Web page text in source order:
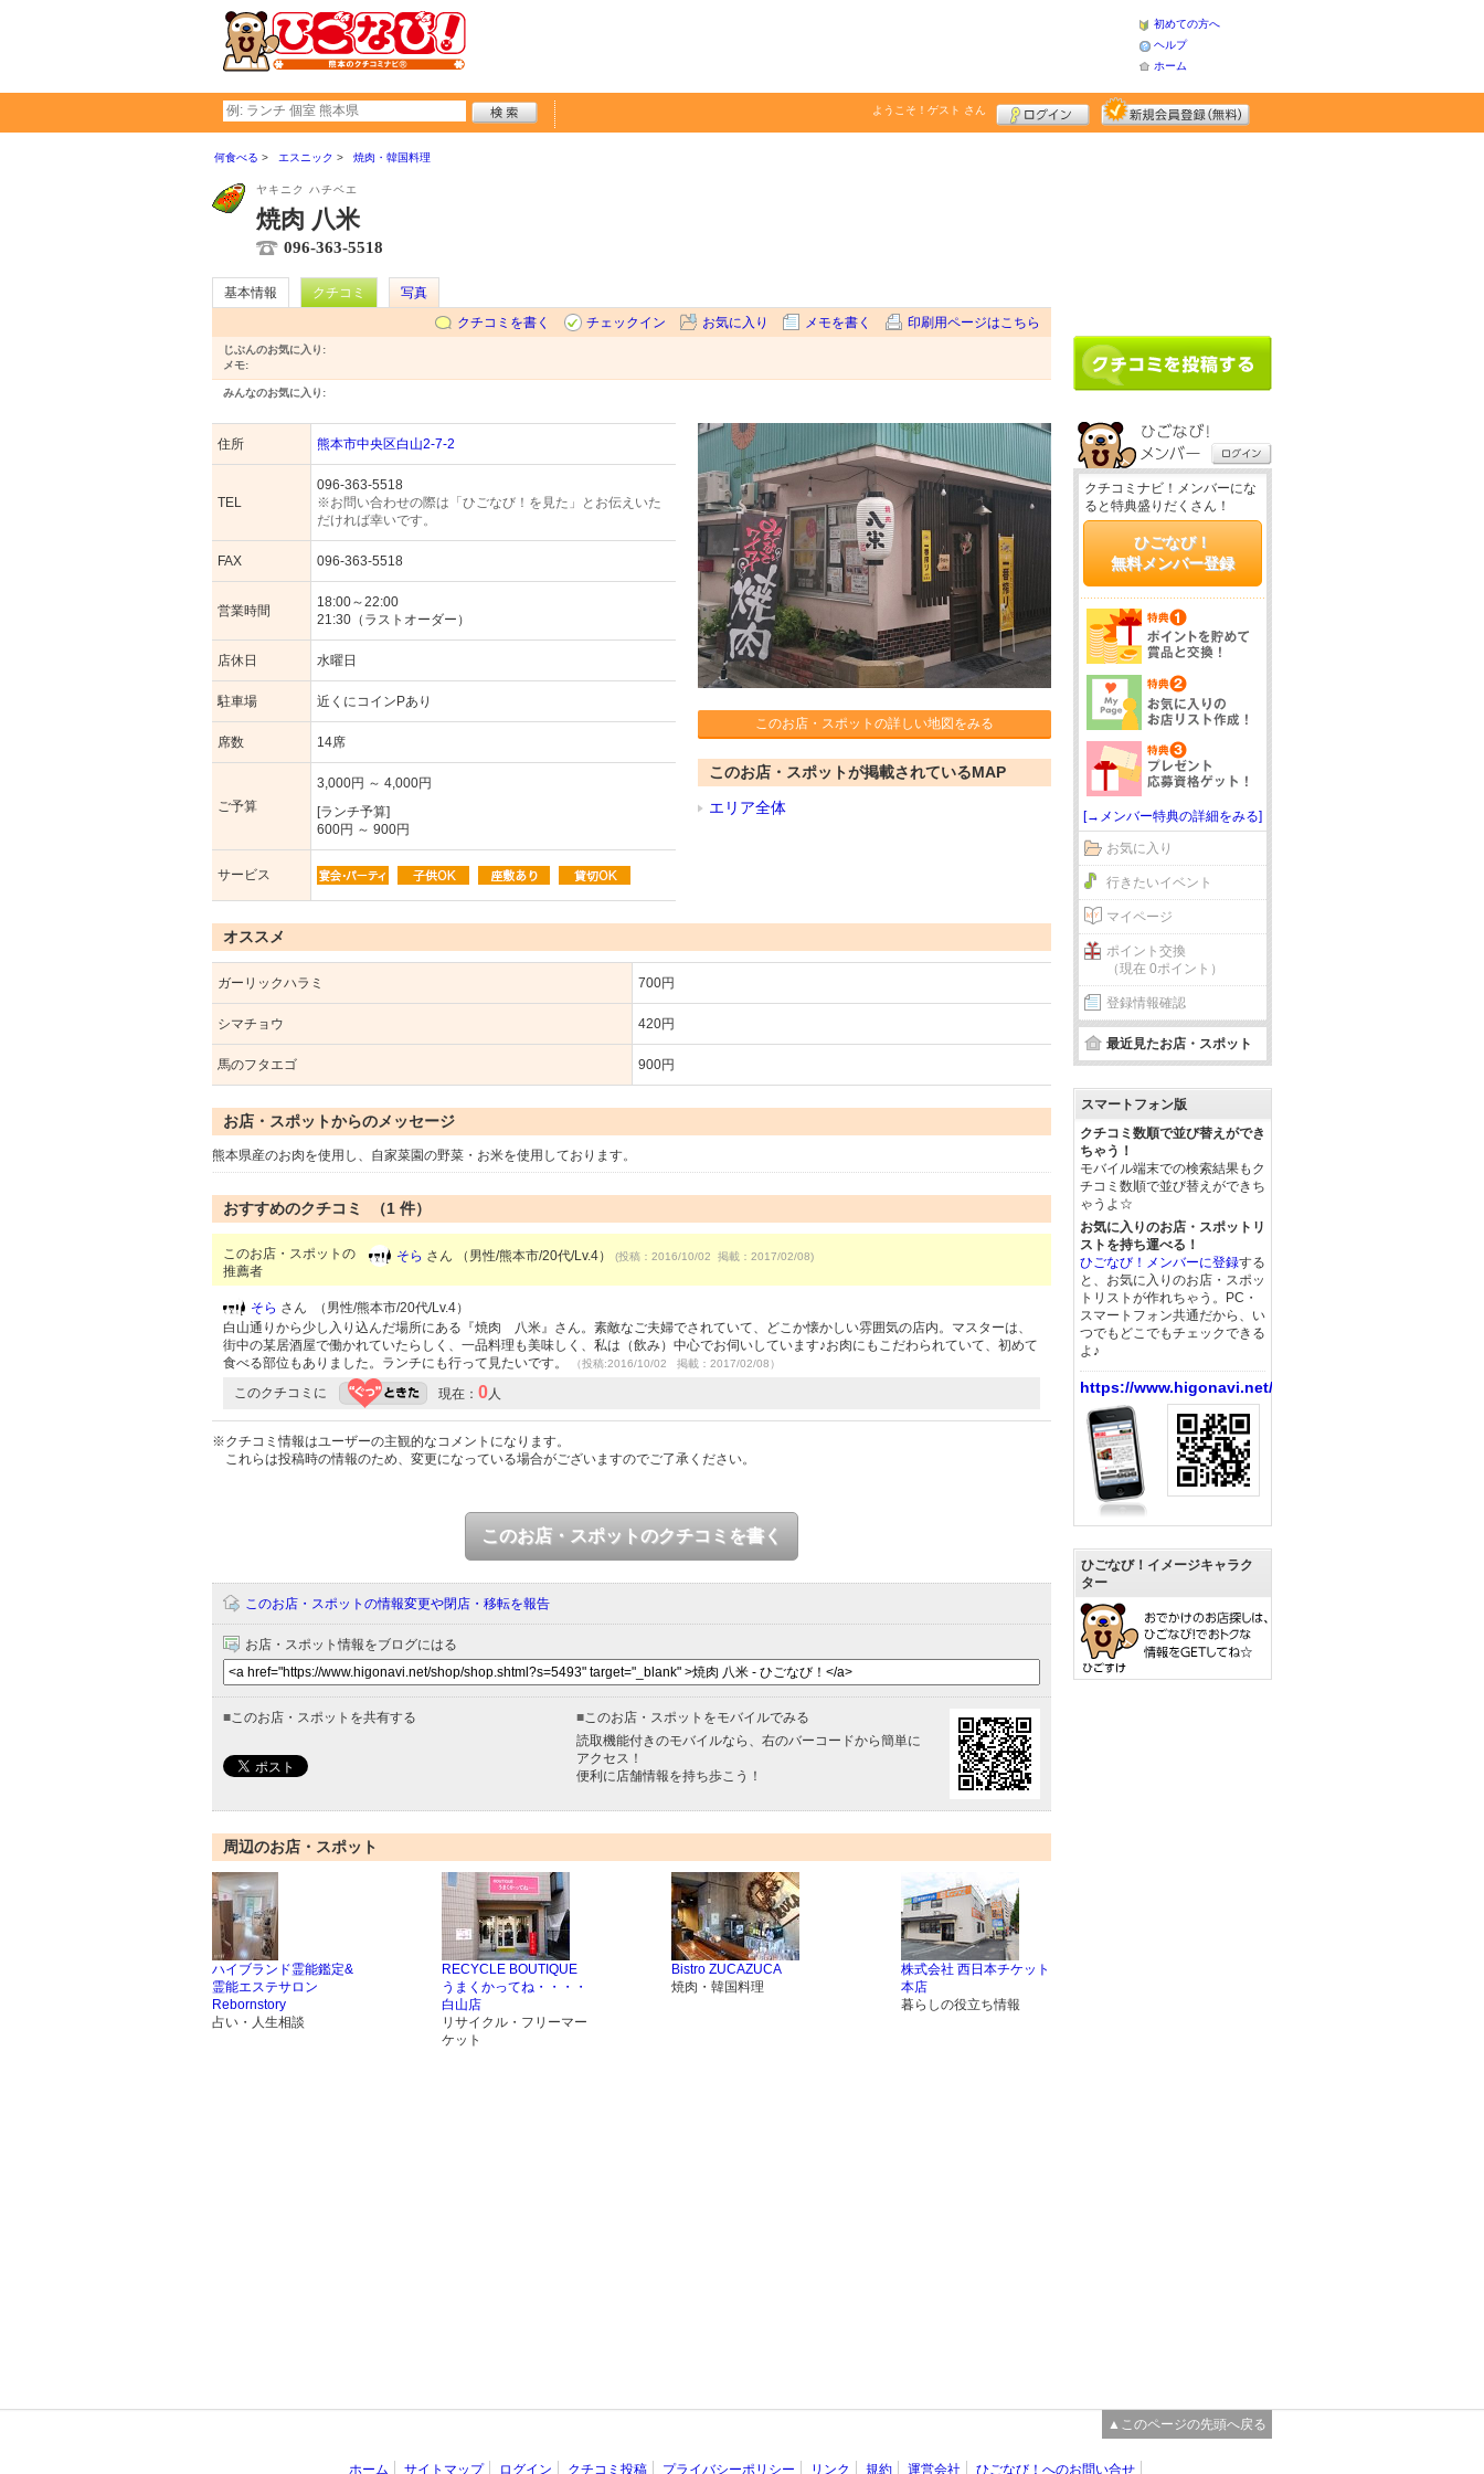
初めての方へ
ヘルプ
ホーム
ようこそ！ ゲスト さん
何食べる エスニック 焼肉・韓国料理
ヤキニク ハチベエ
焼肉 八米
096-363-5518
基本情報 クチコミ
写真
クチコミを書く
チェックイン お気に入り メモを書く 印刷用ページはこちら
じぶんのお気に入り:
メモ:
みんなのお気に入り:
住所 熊本市中央区白山2-7-2
TEL
096-363-5518
※お問い合わせの際は「ひごなび！を見た」とお伝えいた
だければ幸いです。
FAX 096-363-5518
営業時間
18:00～22:00
21:30（ラストオーダー）
店休日 水曜日
駐車場 近くにコインPあり
席数 14席
ご予算
3,000円 ～ 4,000円
[ランチ予算]
600円 ～ 900円
サービス
このお店・スポットの詳しい地図をみる
このお店・スポットが掲載されているMAP
エリア全体
オススメ
ガーリックハラミ 700円
シマチョウ 420円
馬のフタエゴ 900円
お店・スポットからのメッセージ
熊本県産のお肉を使用し、自家菜園の野菜・お米を使用しております。
おすすめのクチコミ （1 件）
このお店・スポットの
推薦者
そら さん （男性/熊本市/20代/Lv.4） (投稿：2016/10/02 掲載：2017/02/08)
そら さん （男性/熊本市/20代/Lv.4）
白山通りから少し入り込んだ場所にある『焼肉 八米』さん。素敵なご夫婦でされていて、どこか懐かしい雰囲気の店内。マスターは、
街中の某居酒屋で働かれていたらしく、一品料理も美味しく、私は（飲み）中心でお伺いしています♪お肉にもこだわられていて、初めて
食べる部位もありました。ランチにも行って見たいです。
（投稿:2016/10/02 掲載：2017/02/08）
このクチコミに 現在： 0人
※クチコミ情報はユーザーの主観的なコメントになります。
これらは投稿時の情報のため、変更になっている場合がございますのでご了承ください。
このお店・スポットのクチコミを書く
このお店・スポットの情報変更や閉店・移転を報告
お店・スポット情報をブログにはる
■このお店・スポットを共有する ■このお店・スポットをモバイルでみる
読取機能付きのモバイルなら、右のバーコードから簡単に
アクセス！
便利に店舗情報を持ち歩こう！
周辺のお店・スポット
ハイブランド霊能鑑定&
霊能エステサロン
Rebornstory
占い・人生相談
RECYCLE BOUTIQUE
うまくかってね・・・・
白山店
リサイクル・フリーマー
ケット
Bistro ZUCAZUCA
焼肉・韓国料理
株式会社 西日本チケット
本店
暮らしの役立ち情報
クチコミナビ！メンバーにな
ると特典盛りだくさん！
ひごなび！
無料メンバー登録
[→メンバー特典の詳細をみる]
お気に入り
行きたいイベント
マイページ
ポイント交換
（現在 0ポイント）
登録情報確認
最近見たお店・スポット
スマートフォン版
クチコミ数順で並び替えができ
ちゃう！
モバイル端末での検索結果もク
チコミ数順で並び替えができち
ゃうよ☆
お気に入りのお店・スポットリ
ストを持ち運べる！
ひごなび！メンバーに登録する
と、お気に入りのお店・スポッ
トリストが作れちゃう。PC・
スマートフォン共通だから、い
つでもどこでもチェックできる
よ♪
https://www.higonavi.net/
ひごなび！イメージキャラク
ター
▲このページの先頭へ戻る
ホーム サイトマップ ログイン クチコミ投稿 プライバシーポリシー リンク 規約 運営会社 ひごなび！へのお問い合せ